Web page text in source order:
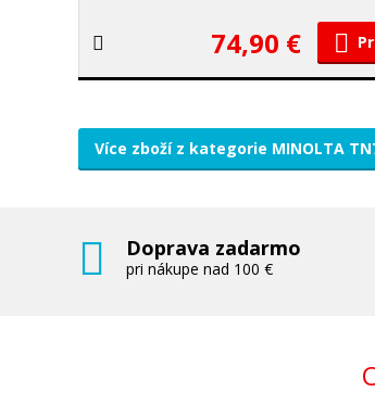
74,90 €
Více zboží z kategorie MINOLTA
Doprava zadarmo
pri nákupe nad 100 €